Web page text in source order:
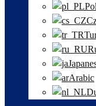
Arabic